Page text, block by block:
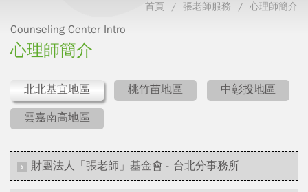
首頁 張老師服務 心理師簡介
Counseling Center Intro
心理師簡介
北北基宜地區 桃竹苗地區 中彰投地區
雲嘉南高地區
財團法人「張老師」基金會 - 台北分事務所